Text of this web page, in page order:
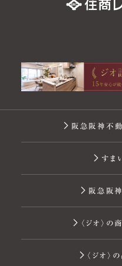
阪急阪神不動
すま
阪急阪
〈ジオ〉の
〈ジオ〉